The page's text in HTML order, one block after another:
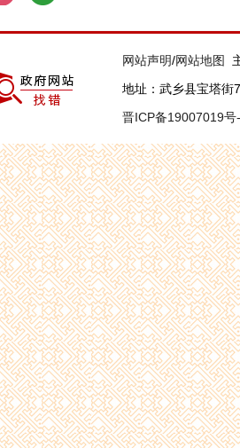
网站声明/网站地图
地址：武乡县宝塔
晋ICP备19007019号